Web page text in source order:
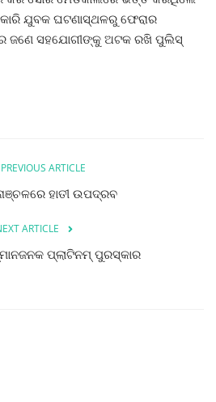
ଯୁବକ ଘଟଣାସ୍ଥଳରୁ ଫେରାର
ଜଣେ ସହଯୋଗୀଙ୍କୁ ଅଟକ ରଖି ପୁଲିସ୍
PREVIOUS ARTICLE
ହାତୀ ଉପଦ୍ରବ
ARTICLE
ପ୍ଲାଟିନମ୍ ପୁରସ୍କାର